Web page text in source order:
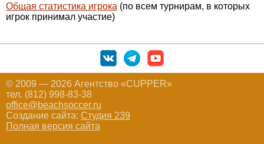
Общая статистика игрока (по всем турнирам, в которых
игрок принимал участие)
© 2009 — 2026 Агентство «CUPPER»
тел. (812) 998-83-38
office@beachsoccer.ru
Создание сайта: Студия 239
Полная версия сайта